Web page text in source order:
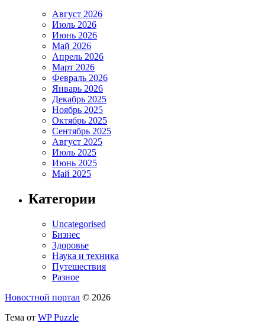
Август 2026
Июль 2026
Июнь 2026
Май 2026
Апрель 2026
Март 2026
Февраль 2026
Январь 2026
Декабрь 2025
Ноябрь 2025
Октябрь 2025
Сентябрь 2025
Август 2025
Июль 2025
Июнь 2025
Май 2025
Категории
Uncategorised
Бизнес
Здоровье
Наука и техника
Путешествия
Разное
Новостной портал © 2026
Тема от WP Puzzle